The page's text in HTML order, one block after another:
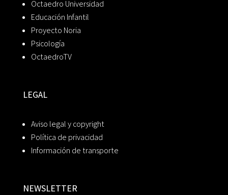
Octaedro Universidad
Educación Infantil
Proyecto Noria
Psicología
OctaedroTV
LEGAL
Aviso legal y copyright
Política de privacidad
Información de transporte
NEWSLETTER